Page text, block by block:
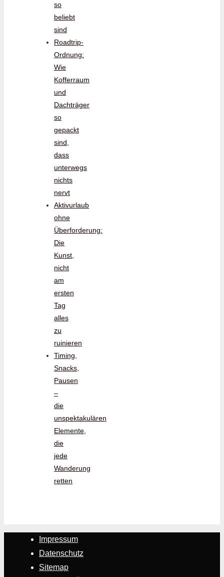
so
beliebt
sind
Roadtrip-
Ordnung:
Wie
Kofferraum
und
Dachträger
so
gepackt
sind,
dass
unterwegs
nichts
nervt
Aktivurlaub
ohne
Überforderung:
Die
Kunst,
nicht
am
ersten
Tag
alles
zu
ruinieren
Timing,
Snacks,
Pausen
–
die
unspektakulären
Elemente,
die
jede
Wanderung
retten
Impressum
Datenschutz
Sitemap